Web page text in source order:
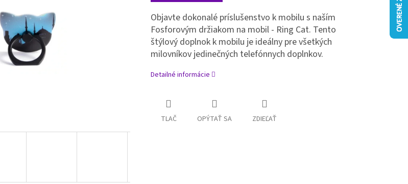
Objavte dokonalé príslušenstvo k mobilu s naším
Fosforovým držiakom na mobil - Ring Cat. Tento
štýlový doplnok k mobilu je ideálny pre všetkých
milovníkov jedinečných telefónnych doplnkov.
Detailné informácie
TLAČ OPÝTAŤ SA ZDIEĽAŤ